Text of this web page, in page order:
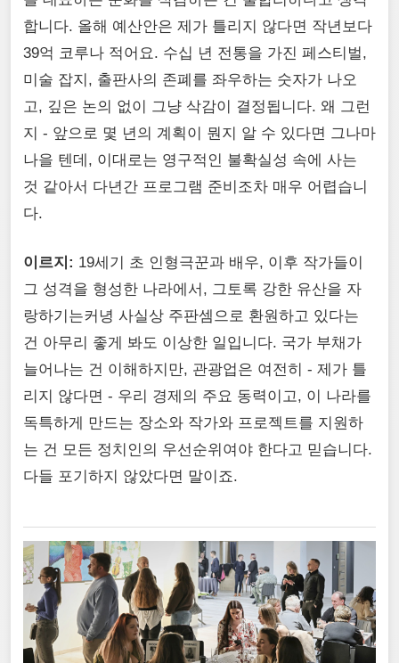
합니다. 올해 예산안은 제가 틀리지 않다면 작년보다
39억 코루나 적어요. 수십 년 전통을 가진 페스티벌,
미술 잡지, 출판사의 존폐를 좌우하는 숫자가 나오
고, 깊은 논의 없이 그냥 삭감이 결정됩니다. 왜 그런
지 - 앞으로 몇 년의 계획이 뭔지 알 수 있다면 그나마
나을 텐데, 이대로는 영구적인 불확실성 속에 사는
것 같아서 다년간 프로그램 준비조차 매우 어렵습니
다.
이르지: 19세기 초 인형극꾼과 배우, 이후 작가들이
그 성격을 형성한 나라에서, 그토록 강한 유산을 자
랑하기는커녕 사실상 주판셈으로 환원하고 있다는
건 아무리 좋게 봐도 이상한 일입니다. 국가 부채가
늘어나는 건 이해하지만, 관광업은 여전히 - 제가 틀
리지 않다면 - 우리 경제의 주요 동력이고, 이 나라를
독특하게 만드는 장소와 작가와 프로젝트를 지원하
는 건 모든 정치인의 우선순위여야 한다고 믿습니다.
다들 포기하지 않았다면 말이죠.